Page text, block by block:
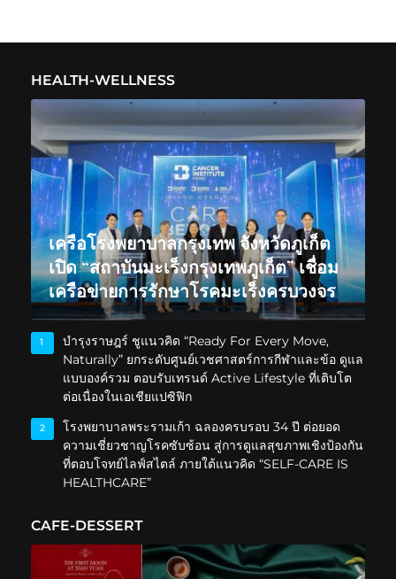
HEALTH-WELLNESS
เครือโรงพยาบาลกรุงเทพ จังหวัดภูเก็ต
เปิด “สถาบันมะเร็งกรุงเทพภูเก็ต” เชื่อม
เครือข่ายการรักษาโรคมะเร็งครบวงจร
1
บำรุงราษฎร์ ชูแนวคิด “Ready For Every Move,
Naturally” ยกระดับศูนย์เวชศาสตร์การกีฬาและข้อ ดูแล
แบบองค์รวม ตอบรับเทรนด์ Active Lifestyle ที่เติบโต
ต่อเนื่องในเอเชียแปซิฟิก
2
โรงพยาบาลพระรามเก้า ฉลองครบรอบ 34 ปี ต่อยอด
ความเชี่ยวชาญโรคซับซ้อน สู่การดูแลสุขภาพเชิงป้องกัน
ที่ตอบโจทย์ไลฟ์สไตล์ ภายใต้แนวคิด “SELF-CARE IS
HEALTHCARE”
CAFE-DESSERT